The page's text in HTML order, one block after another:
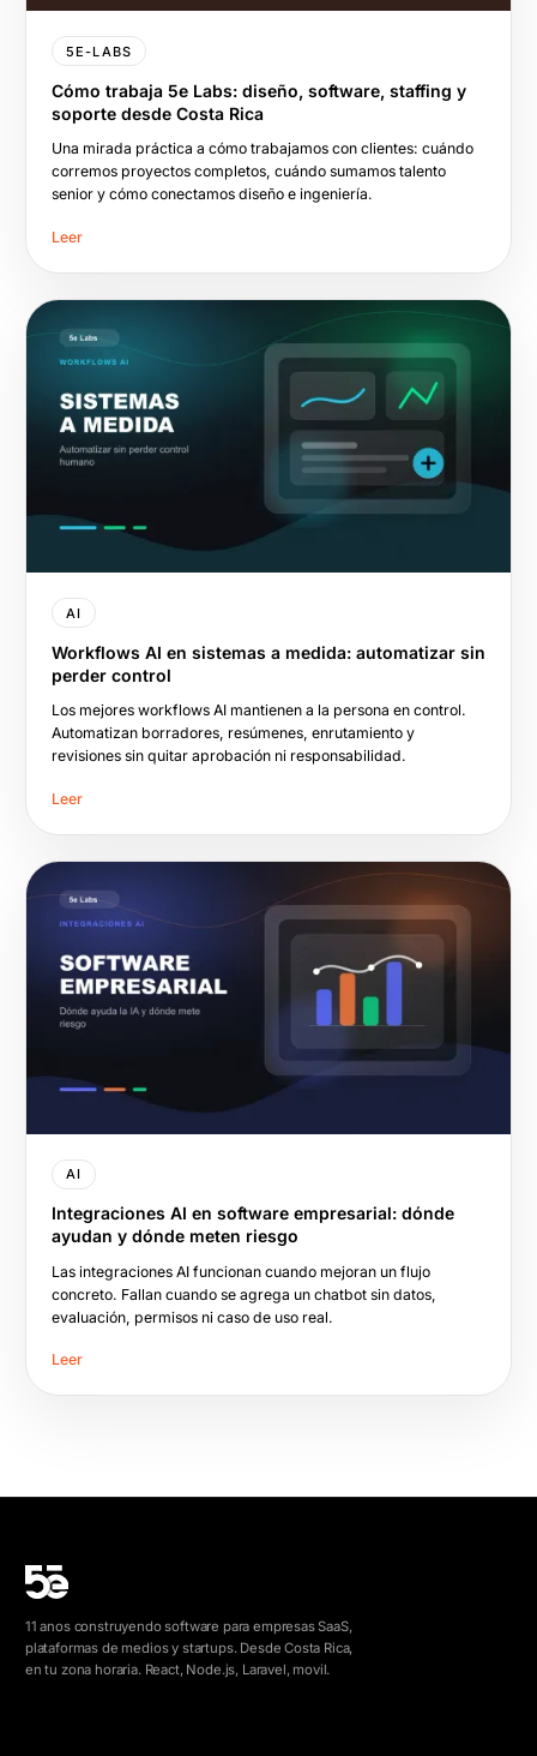
5E-LABS
Cómo trabaja 5e Labs: diseño, software, staffing y
soporte desde Costa Rica
Una mirada práctica a cómo trabajamos con clientes: cuándo
corremos proyectos completos, cuándo sumamos talento
senior y cómo conectamos diseño e ingeniería.
Leer
AI
Workflows AI en sistemas a medida: automatizar sin
perder control
Los mejores workflows AI mantienen a la persona en control.
Automatizan borradores, resúmenes, enrutamiento y
revisiones sin quitar aprobación ni responsabilidad.
Leer
AI
Integraciones AI en software empresarial: dónde
ayudan y dónde meten riesgo
Las integraciones AI funcionan cuando mejoran un flujo
concreto. Fallan cuando se agrega un chatbot sin datos,
evaluación, permisos ni caso de uso real.
Leer
11 anos construyendo software para empresas SaaS,
plataformas de medios y startups. Desde Costa Rica,
en tu zona horaria. React, Node.js, Laravel, movil.